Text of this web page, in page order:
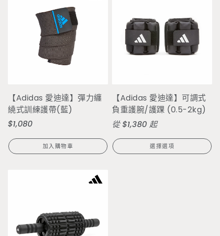
【Adidas 愛迪達】彈力纏
繞式訓練護帶(藍)
定
價
$1,080
加入購物車
【Adidas 愛迪達】可調式
負重護腕/護踝 (0.5-2kg)
定
價
從 $1,380 起
選擇選項